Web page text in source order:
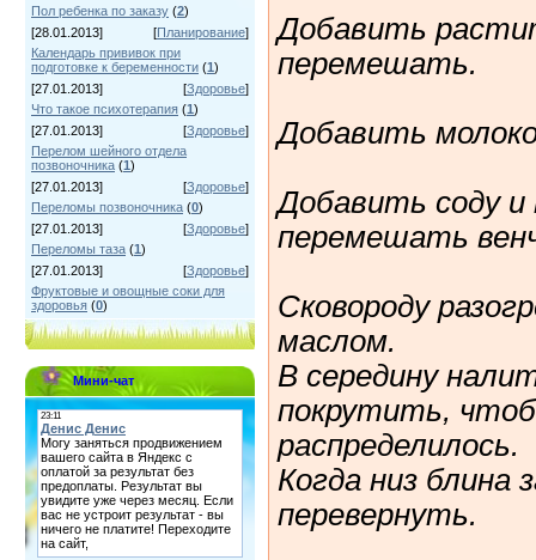
Пол ребенка по заказу (2)
[28.01.2013]
[Планирование]
Календарь прививок при
подготовке к беременности (1)
[27.01.2013]
[Здоровье]
Что такое психотерапия (1)
[27.01.2013]
[Здоровье]
Перелом шейного отдела
позвоночника (1)
[27.01.2013]
[Здоровье]
Переломы позвоночника (0)
[27.01.2013]
[Здоровье]
Переломы таза (1)
[27.01.2013]
[Здоровье]
Фруктовые и овощные соки для
здоровья (0)
Мини-чат
Добавить
перемешать.
Добавить
Добавить соду и
перемешать
Сковороду
маслом.
В середину
покрутить,
распределилось.
Когда низ блина
перевернуть.